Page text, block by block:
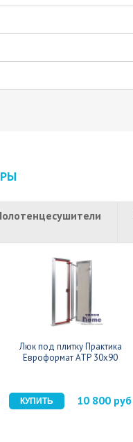
Люк под плитку Практика
Евроформат АТР 30x90
10 800 руб